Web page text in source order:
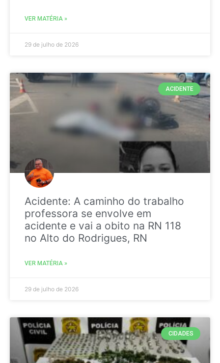
VER MATÉRIA »
29 de julho de 2026
ACIDENTE
Acidente: A caminho do trabalho
professora se envolve em
acidente e vai a obito na RN 118
no Alto do Rodrigues, RN
VER MATÉRIA »
29 de julho de 2026
CIDADES